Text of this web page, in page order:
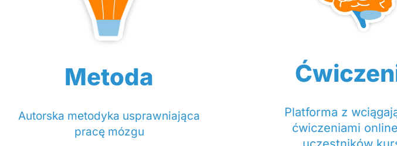
Metoda
Autorska metodyka usprawniająca
pracę mózgu
Platforma z
ćwiczeniami